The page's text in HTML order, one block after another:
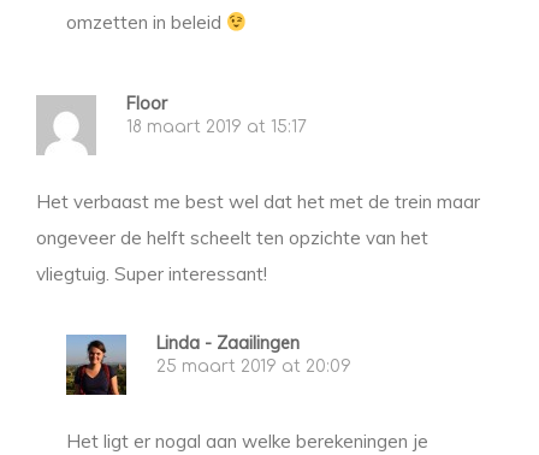
omzetten in beleid
Floor
18 maart 2019 at 15:17
Het verbaast me best wel dat het met de trein maar
ongeveer de helft scheelt ten opzichte van het
vliegtuig. Super interessant!
Linda - Zaailingen
25 maart 2019 at 20:09
Het ligt er nogal aan welke berekeningen je